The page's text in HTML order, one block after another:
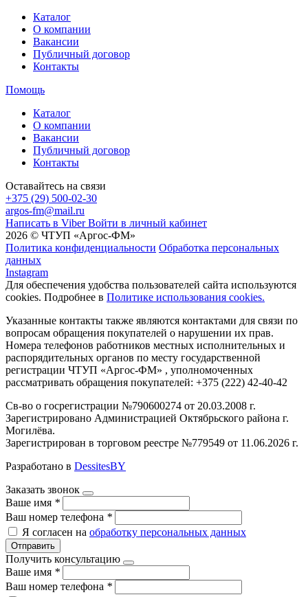
Каталог
О компании
Вакансии
Публичный договор
Контакты
Помощь
Каталог
О компании
Вакансии
Публичный договор
Контакты
Оставайтесь на связи
+375 (29) 500-02-30
argos-fm@mail.ru
Написать в Viber Войти в личный кабинет
2026 © ЧТУП «Аргос-ФМ»
Политика конфиденциальности Обработка персональных
данных
Instagram
Для обеспечения удобства пользователей сайта используются
cookies. Подробнее в Политике использования cookies.
Указанные контакты также являются контактами для связи по
вопросам обращения покупателей о нарушении их прав.
Номера телефонов работников местных исполнительных и
распорядительных органов по месту государственной
регистрации ЧТУП «Аргос-ФМ» , уполномоченных
рассматривать обращения покупателей: +375 (222) 42-40-42
Св-во о госрегистрации №790600274 от 20.03.2008 г.
Зарегистрировано Администрацией Октябрьского района г.
Могилёва.
Зарегистрирован в торговом реестре №779549 от 11.06.2026 г.
Разработано в DessitesBY
Заказать звонок
Ваше имя *
Ваш номер телефона *
Я согласен на обработку персональных данных
Отправить
Получить консультацию
Ваше имя *
Ваш номер телефона *